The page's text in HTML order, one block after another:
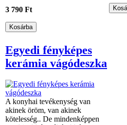
3 790 Ft
Egyedi fényképes
kerámia vágódeszka
A konyhai tevékenység van
akinek öröm, van akinek
kötelesség.. De mindenképpen